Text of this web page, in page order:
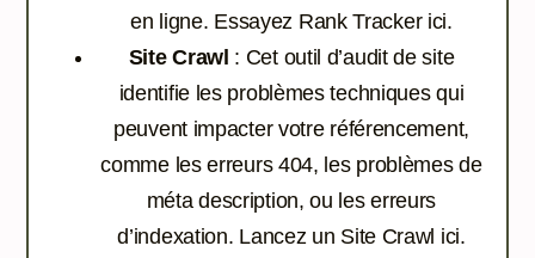
en ligne. Essayez Rank Tracker ici.
Site Crawl : Cet outil d’audit de site
identifie les problèmes techniques qui
peuvent impacter votre référencement,
comme les erreurs 404, les problèmes de
méta description, ou les erreurs
d’indexation. Lancez un Site Crawl ici.